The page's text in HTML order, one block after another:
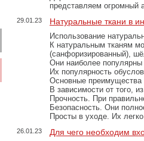
представляем огромный
29.01.23 Натуральные ткани в
Использование
К натуральным тканям
(санфоризированный),
Они наиболее популярны
Их популярность
Основные преимущества
В зависимости от того,
Прочность. При
Безопасность. Они
Просты в уходе. Их
26.01.23 Для чего необходим